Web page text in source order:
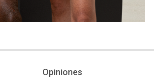
Opiniones